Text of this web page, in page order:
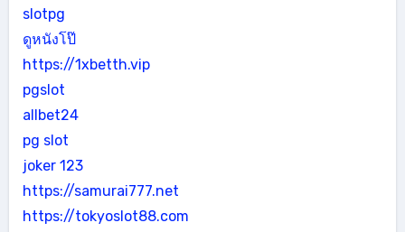
slotpg
ดูหนังโป๊
https://1xbetth.vip
pgslot
allbet24
pg slot
joker 123
https://samurai777.net
https://tokyoslot88.com